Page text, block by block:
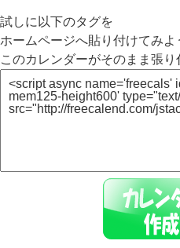
試しに以下のタグを
ホームページへ貼り付けてみよ
このカレンダーがそのまま張り